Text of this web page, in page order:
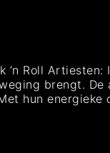
Roll
brengt.
hun energieke